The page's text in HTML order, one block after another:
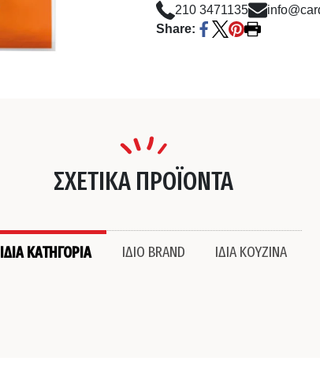
210 3471135
Share:
ΣΧΕΤΙΚΑ ΠΡΟΪΟΝΤΑ
ΙΔΙΑ ΚΑΤΗΓΟΡΙΑ ΙΔΙΟ BRAND ΙΔΙΑ ΚΟΥΖΙΝΑ